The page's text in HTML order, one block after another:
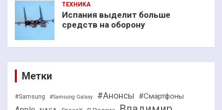
ТЕХНИКА
Испания выделит больше
средств на оборону
Метки
#Samsung #Samsung Galaxy #Анонсы #Смартфоны